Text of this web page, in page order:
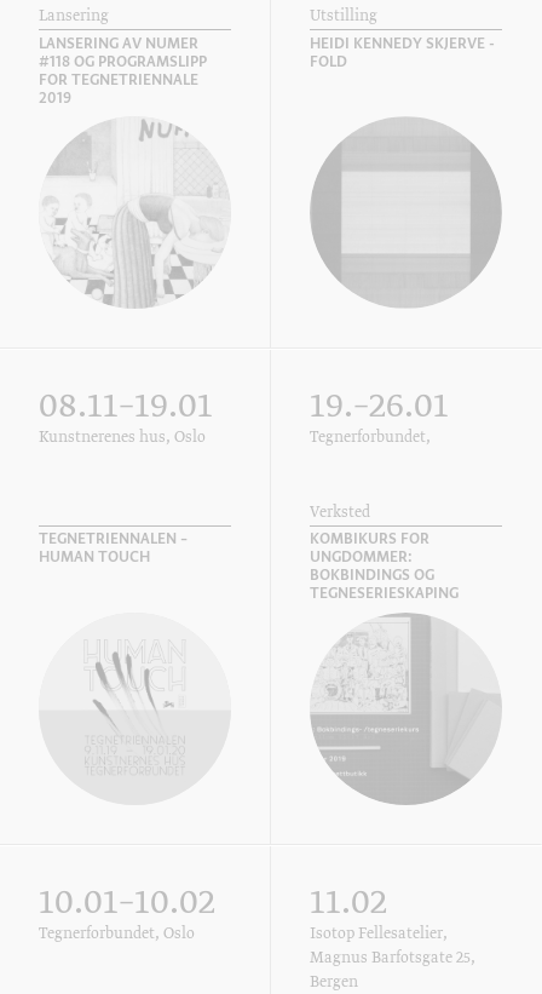
Lansering
LANSERING AV NUMER
#118 OG PROGRAMSLIPP
FOR TEGNETRIENNALE
2019
Utstilling
HEIDI KENNEDY SKJERVE -
FOLD
08.11–19.01
Kunstnerenes hus, Oslo
TEGNETRIENNALEN –
HUMAN TOUCH
19.–26.01
Tegnerforbundet,
Verksted
KOMBIKURS FOR
UNGDOMMER:
BOKBINDINGS OG
TEGNESERIESKAPING
10.01–10.02
Tegnerforbundet, Oslo
11.02
Isotop Fellesatelier,
Magnus Barfotsgate 25,
Bergen